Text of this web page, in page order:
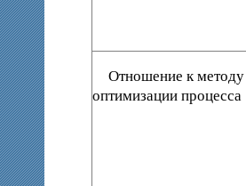
Отношение к методу
оптимизации процесса